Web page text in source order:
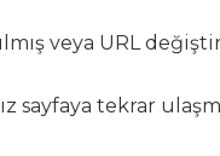
veya URL
sayfaya tekrar